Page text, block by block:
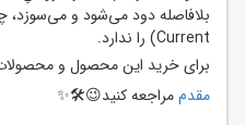
Current) را ندارد.
برای خرید این محصول و
مقدممراجعه کنید😉🛠️✨